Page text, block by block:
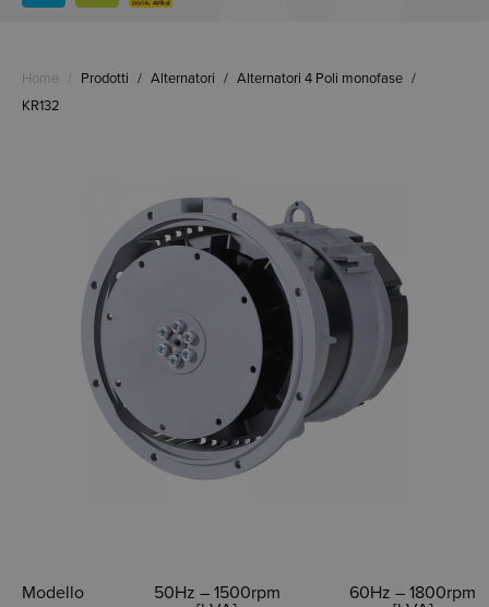
Home Prodotti / Alternatori / Alternatori 4 Poli monofase /
KR132
Modello
50Hz – 1500rpm
60Hz – 1800rpm